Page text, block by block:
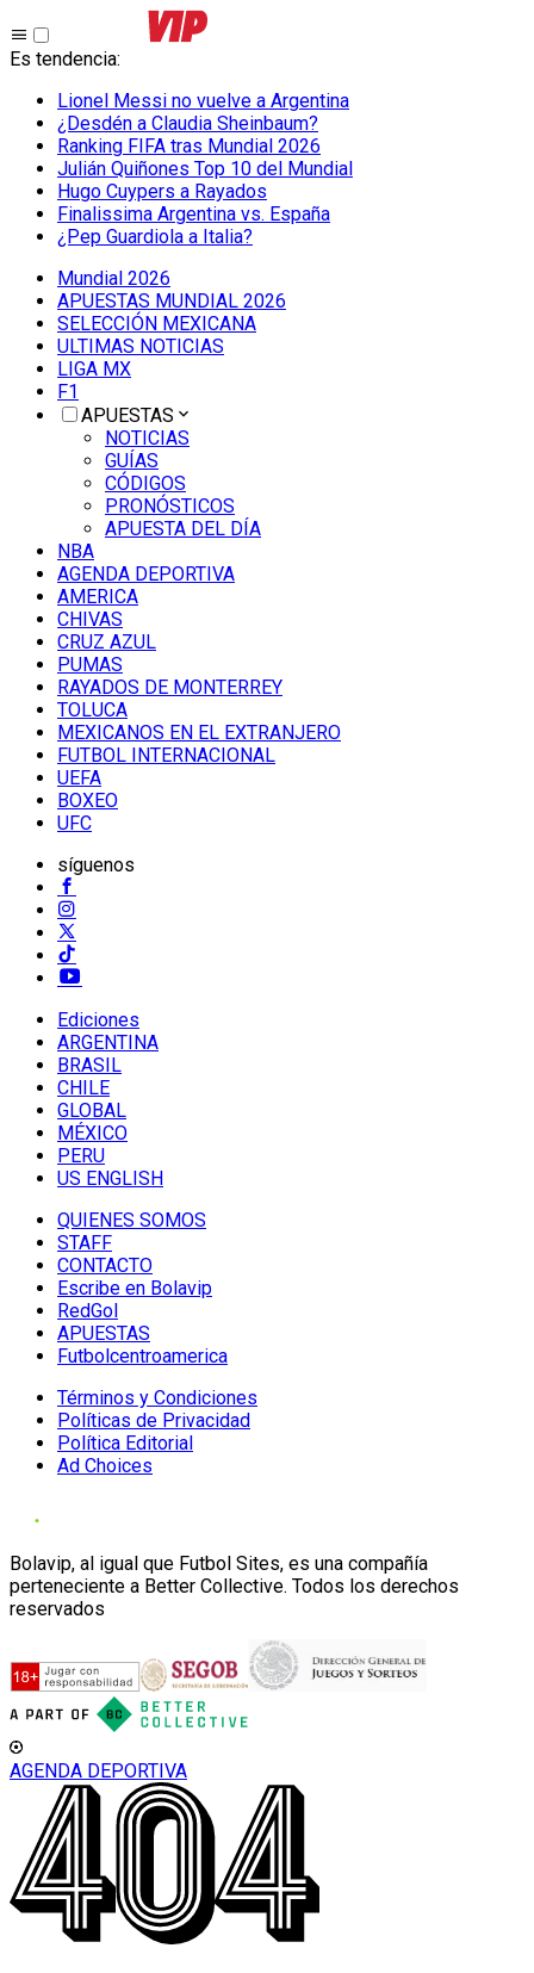
Es tendencia:
Lionel Messi no vuelve a Argentina
¿Desdén a Claudia Sheinbaum?
Ranking FIFA tras Mundial 2026
Julián Quiñones Top 10 del Mundial
Hugo Cuypers a Rayados
Finalissima Argentina vs. España
¿Pep Guardiola a Italia?
Mundial 2026
APUESTAS MUNDIAL 2026
SELECCIÓN MEXICANA
ULTIMAS NOTICIAS
LIGA MX
F1
APUESTAS
NOTICIAS
GUÍAS
CÓDIGOS
PRONÓSTICOS
APUESTA DEL DÍA
NBA
AGENDA DEPORTIVA
AMERICA
CHIVAS
CRUZ AZUL
PUMAS
RAYADOS DE MONTERREY
TOLUCA
MEXICANOS EN EL EXTRANJERO
FUTBOL INTERNACIONAL
UEFA
BOXEO
UFC
síguenos
Ediciones
ARGENTINA
BRASIL
CHILE
GLOBAL
MÉXICO
PERU
US ENGLISH
QUIENES SOMOS
STAFF
CONTACTO
Escribe en Bolavip
RedGol
APUESTAS
Futbolcentroamerica
Términos y Condiciones
Políticas de Privacidad
Política Editorial
Ad Choices
Bolavip, al igual que Futbol Sites, es una compañía
perteneciente a Better Collective. Todos los derechos
reservados
AGENDA DEPORTIVA